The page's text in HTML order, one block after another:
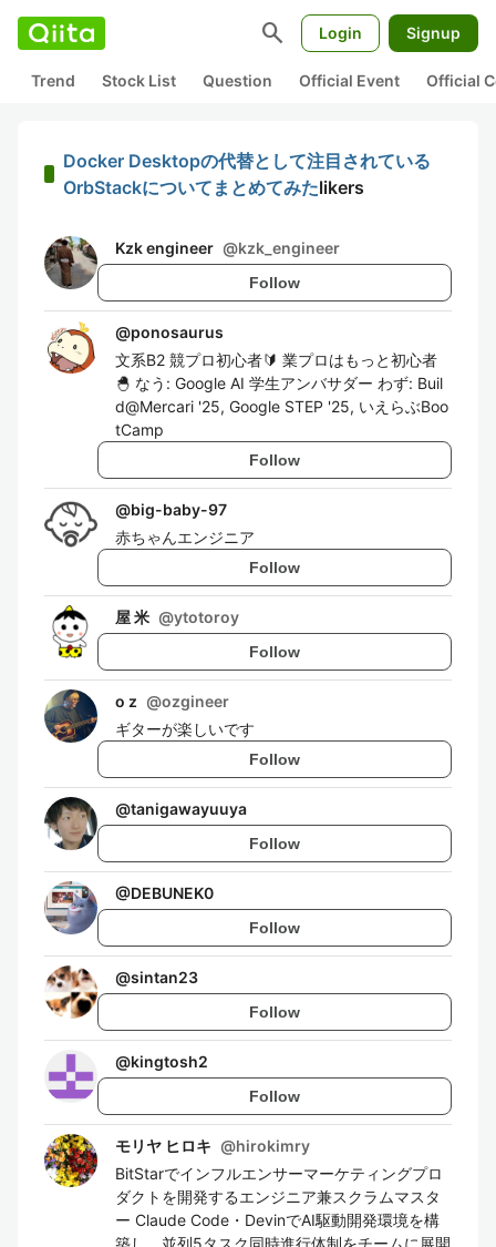
search Login Signup
Trend Stock List Question Official Event Official
Docker Desktopの代替として注目されている
OrbStackについてまとめてみたlikers
Kzk engineer @kzk_engineer
Follow
@ponosaurus
文系B2 競プロ初心者🔰 業プロはもっと初心者
🐣 なう: Google AI 学生アンバサダー わず: Buil
d@Mercari '25, Google STEP '25, いえらぶBoo
tCamp
Follow
@big-baby-97
赤ちゃんエンジニア
Follow
屋 米 @ytotoroy
Follow
o z @ozgineer
ギターが楽しいです
Follow
@tanigawayuuya
Follow
@DEBUNEK0
Follow
@sintan23
Follow
@kingtosh2
Follow
モリヤ ヒロキ @hirokimry
BitStarでインフルエンサーマーケティングプロ
ダクトを開発するエンジニア兼スクラムマスタ
ー Claude Code・DevinでAI駆動開発環境を構
築し、並列5タスク同時進行体制をチームに展開